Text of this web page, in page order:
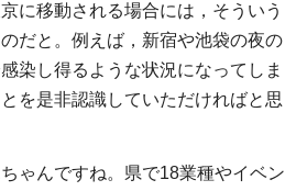
に移動される場合には，そういう
だと。例えば，新宿や池袋の夜の
染し得るような状況になってしま
を是非認識していただければと思
ゃんですね。県で18業種やイベン